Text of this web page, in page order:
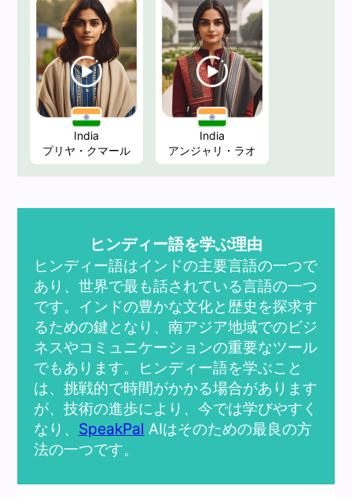
India
プリヤ・クマール
India
アンジャリ・ラオ
ヒンディー語を学ぶ理由
ヒンディー語はインドの主要言語の一つで
あり、世界で最も話されている言語の一つ
です。インドの豊かな文化と歴史を探求す
るための鍵となり、南アジア地域でのビジ
ネスやコミュニケーションの重要なツール
でもあります。ヒンディー語を学ぶこと
は、挑戦的で時間がかかる場合があります
が、技術の進歩により、今では学びやすく
なり、 SpeakPal AIはそのための最良の方
法の一つです。